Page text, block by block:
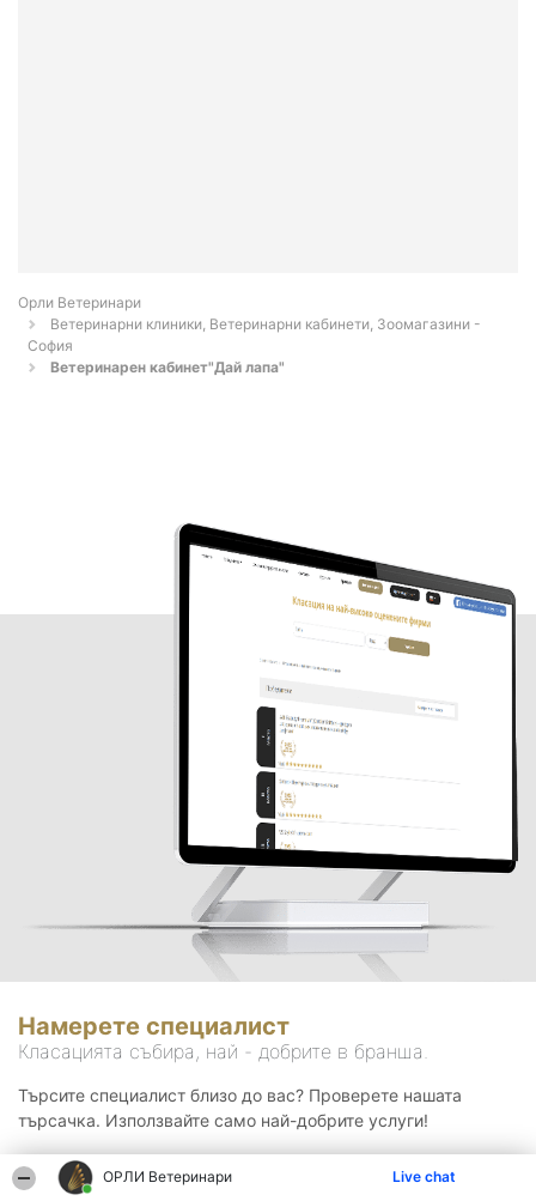
ОРЛИ Ветеринари Live chat
Орли Ветеринари
Ветеринарни клиники, Ветеринарни кабинети, Зоомагазини -
София
Ветеринарен кабинет"Дай лапа"
Намерете специалист
Класацията събира, най - добрите в бранша.
Търсите специалист близо до вас? Проверете нашата
търсачка. Използвайте само най-добрите услуги!